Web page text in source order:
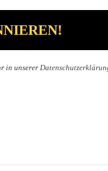
in unserer